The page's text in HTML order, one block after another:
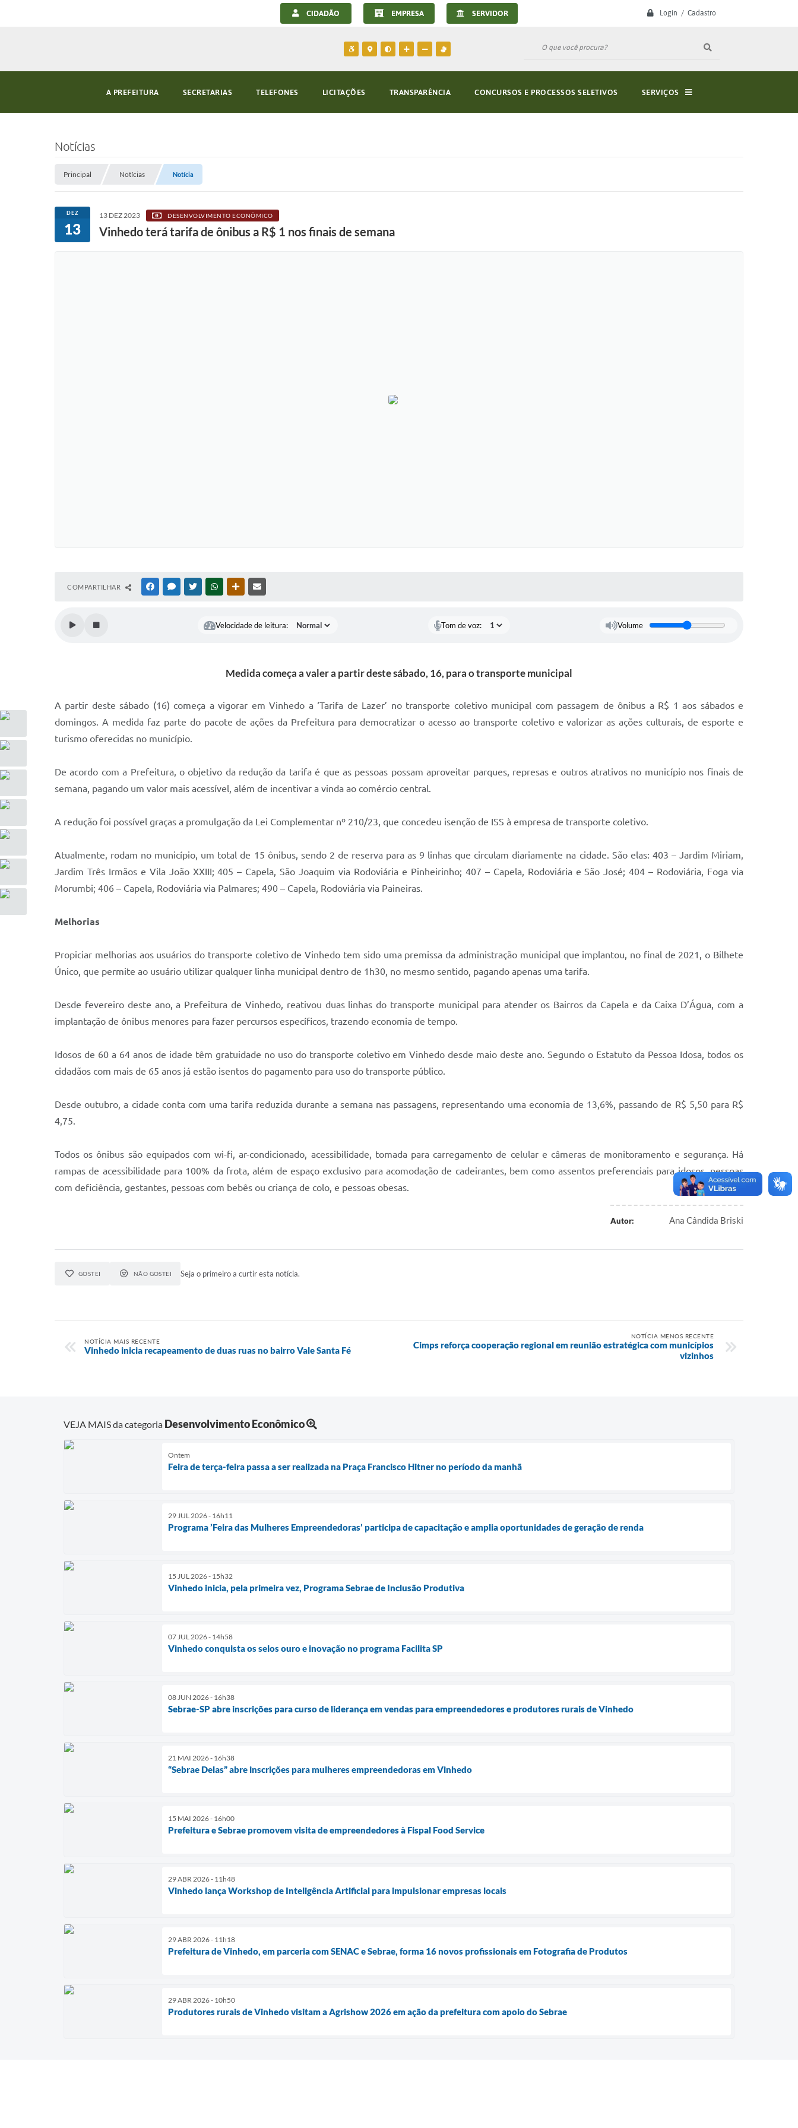
Login / Cadastro
CIDADÃO EMPRESA SERVIDOR
A PREFEITURA SECRETARIAS TELEFONES LICITAÇÕES TRANSPARÊNCIA CONCURSOS E PROCESSOS SELETIVOS SERVIÇOS
Notícias
Principal Notícias Notícia
DEZ
13
13 DEZ 2023 DESENVOLVIMENTO ECONÔMICO
Vinhedo terá tarifa de ônibus a R$ 1 nos finais de semana
COMPARTILHAR FACEBOOKMESSENGER
TWITTERWHATSAPPOUTRAS MÍDIAS
Velocidade de leitura: Tom de voz: Volume
Medida começa a valer a partir deste sábado, 16, para o transporte municipal
A partir deste sábado (16) começa a vigorar em Vinhedo a ‘Tarifa de Lazer’ no transporte coletivo municipal com passagem de ônibus a R$ 1 aos sábados e
domingos. A medida faz parte do pacote de ações da Prefeitura para democratizar o acesso ao transporte coletivo e valorizar as ações culturais, de esporte e
turismo oferecidas no município.
De acordo com a Prefeitura, o objetivo da redução da tarifa é que as pessoas possam aproveitar parques, represas e outros atrativos no município nos finais de
semana, pagando um valor mais acessível, além de incentivar a vinda ao comércio central.
A redução foi possível graças a promulgação da Lei Complementar nº 210/23, que concedeu isenção de ISS à empresa de transporte coletivo.
Atualmente, rodam no município, um total de 15 ônibus, sendo 2 de reserva para as 9 linhas que circulam diariamente na cidade. São elas: 403 – Jardim Miriam,
Jardim Três Irmãos e Vila João XXIII; 405 – Capela, São Joaquim via Rodoviária e Pinheirinho; 407 – Capela, Rodoviária e São José; 404 – Rodoviária, Foga via
Morumbi; 406 – Capela, Rodoviária via Palmares; 490 – Capela, Rodoviária via Paineiras.
Melhorias
Propiciar melhorias aos usuários do transporte coletivo de Vinhedo tem sido uma premissa da administração municipal que implantou, no final de 2021, o Bilhete
Único, que permite ao usuário utilizar qualquer linha municipal dentro de 1h30, no mesmo sentido, pagando apenas uma tarifa.
Desde fevereiro deste ano, a Prefeitura de Vinhedo, reativou duas linhas do transporte municipal para atender os Bairros da Capela e da Caixa D’Água, com a
implantação de ônibus menores para fazer percursos específicos, trazendo economia de tempo.
Idosos de 60 a 64 anos de idade têm gratuidade no uso do transporte coletivo em Vinhedo desde maio deste ano. Segundo o Estatuto da Pessoa Idosa, todos os
cidadãos com mais de 65 anos já estão isentos do pagamento para uso do transporte público.
Desde outubro, a cidade conta com uma tarifa reduzida durante a semana nas passagens, representando uma economia de 13,6%, passando de R$ 5,50 para R$
4,75.
Todos os ônibus são equipados com wi-fi, ar-condicionado, acessibilidade, tomada para carregamento de celular e câmeras de monitoramento e segurança. Há
rampas de acessibilidade para 100% da frota, além de espaço exclusivo para acomodação de cadeirantes, bem como assentos preferenciais para idosos, pessoas
com deficiência, gestantes, pessoas com bebês ou criança de colo, e pessoas obesas.
Autor: Ana Cândida Briski
GOSTEI NÃO GOSTEI Seja o primeiro a curtir esta notícia.
NOTÍCIA MAIS RECENTE
Vinhedo inicia recapeamento de duas ruas no bairro Vale Santa Fé
NOTÍCIA MENOS RECENTE
Cimps reforça cooperação regional em reunião estratégica com municípios
vizinhos
VEJA MAIS da categoria Desenvolvimento Econômico
Ontem
Feira de terça-feira passa a ser realizada na Praça Francisco Hitner no período da manhã
29 JUL 2026 - 16h11
Programa ’Feira das Mulheres Empreendedoras’ participa de capacitação e amplia oportunidades de geração de renda
15 JUL 2026 - 15h32
Vinhedo inicia, pela primeira vez, Programa Sebrae de Inclusão Produtiva
07 JUL 2026 - 14h58
Vinhedo conquista os selos ouro e inovação no programa Facilita SP
08 JUN 2026 - 16h38
Sebrae-SP abre inscrições para curso de liderança em vendas para empreendedores e produtores rurais de Vinhedo
21 MAI 2026 - 16h38
“Sebrae Delas” abre inscrições para mulheres empreendedoras em Vinhedo
15 MAI 2026 - 16h00
Prefeitura e Sebrae promovem visita de empreendedores à Fispal Food Service
29 ABR 2026 - 11h48
Vinhedo lança Workshop de Inteligência Artificial para impulsionar empresas locais
29 ABR 2026 - 11h18
Prefeitura de Vinhedo, em parceria com SENAC e Sebrae, forma 16 novos profissionais em Fotografia de Produtos
29 ABR 2026 - 10h50
Produtores rurais de Vinhedo visitam a Agrishow 2026 em ação da prefeitura com apoio do Sebrae